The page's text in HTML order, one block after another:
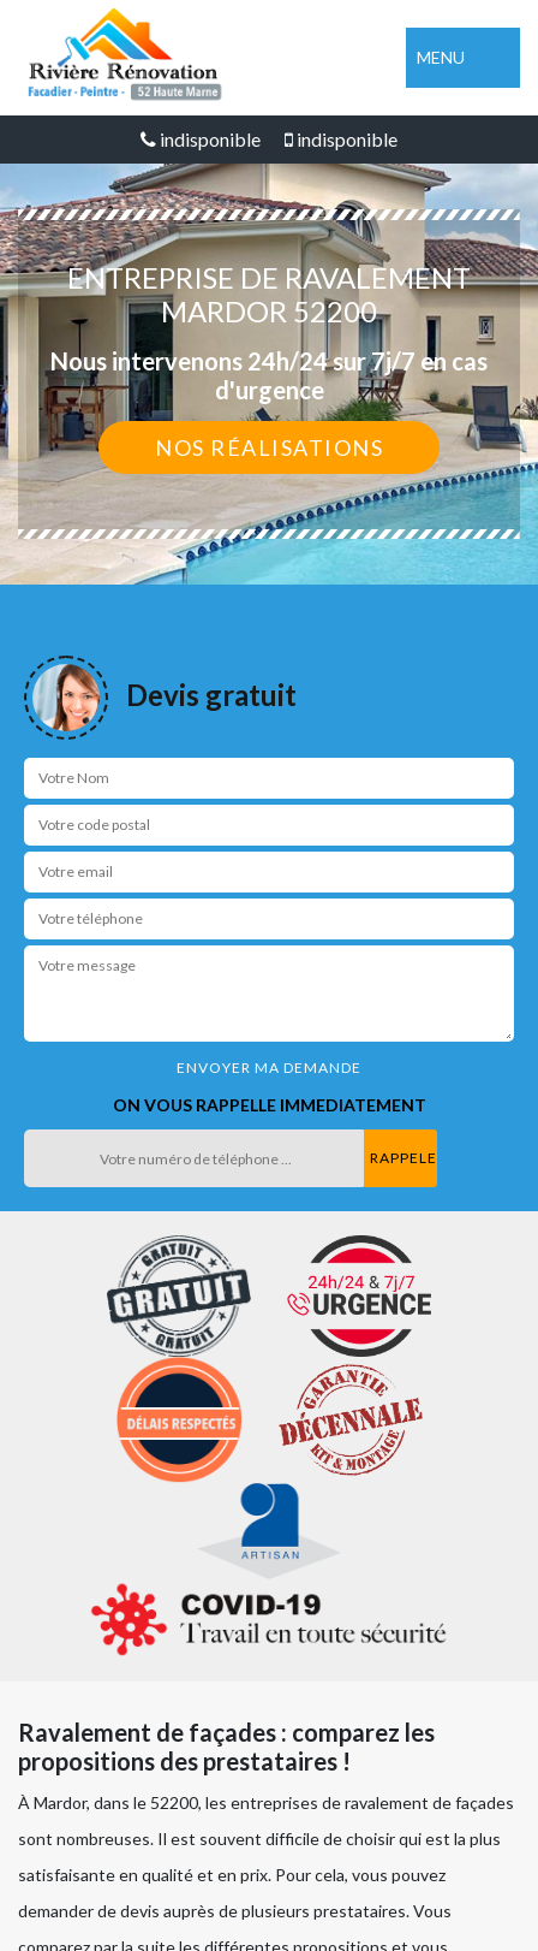
MENU
indisponible indisponible
ENTREPRISE DE RAVALEMENT
MARDOR 52200
Nous intervenons 24h/24 sur 7j/7 en cas
d'urgence
NOS RÉALISATIONS
Devis gratuit
ON VOUS RAPPELLE IMMEDIATEMENT
Ravalement de façades : comparez les
propositions des prestataires !
À Mardor, dans le 52200, les entreprises de ravalement de façades
sont nombreuses. Il est souvent difficile de choisir qui est la plus
satisfaisante en qualité et en prix. Pour cela, vous pouvez
demander de devis auprès de plusieurs prestataires. Vous